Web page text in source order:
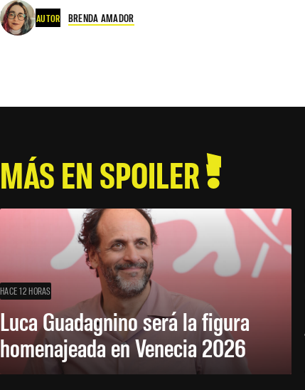
AUTOR BRENDA AMADOR
MÁS EN SPOILER
HACE 12 HORAS
Luca Guadagnino será la figura
homenajeada en Venecia 2026